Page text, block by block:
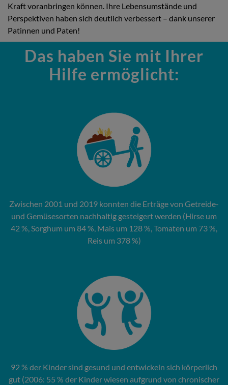
Kraft voranbringen können. Ihre Lebensumstände und
Perspektiven haben sich deutlich verbessert – dank unserer
Patinnen und Paten!
Das haben Sie mit Ihrer
Hilfe ermöglicht:
Zwischen 2001 und 2019 konnten die Erträge von Getreide-
und Gemüsesorten nachhaltig gesteigert werden (Hirse um
42 %, Sorghum um 84 %, Mais um 128 %, Tomaten um 73 %,
Reis um 378 %)
92 % der Kinder sind gesund und entwickeln sich körperlich
gut (2006: 55 % der Kinder wiesen aufgrund von chronischer